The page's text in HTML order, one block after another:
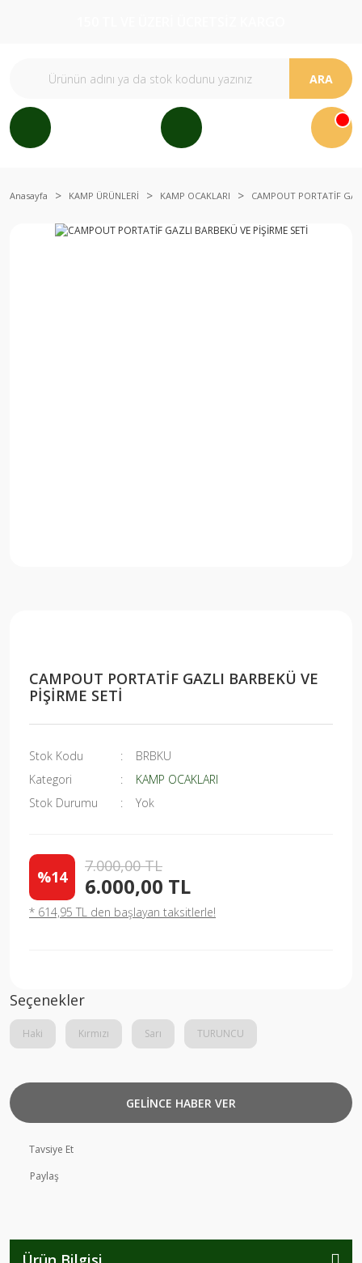
ARA
Anasayfa KAMP ÜRÜNLERİ KAMP OCAKLARI CAMPOUT PORTATİF
CAMPOUT PORTATİF GAZLI BARBEKÜ VE
PİŞİRME SETİ
Stok Kodu
BRBKU
Kategori
KAMP OCAKLARI
Stok Durumu
Yok
%14
7.000,00 TL
6.000,00 TL
* 614,95 TL den başlayan taksitlerle!
Seçenekler
Haki Kırmızı Sarı TURUNCU
GELİNCE HABER VER
Tavsiye Et
Paylaş